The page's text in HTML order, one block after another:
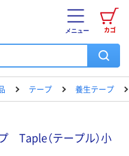
カゴ
メニュー
テープ 養生テープ
Taple（テープル）小